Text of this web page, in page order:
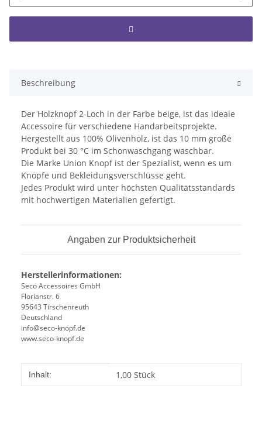
Beschreibung
Der Holzknopf 2-Loch in der Farbe beige, ist das ideale
Accessoire für verschiedene Handarbeitsprojekte.
Hergestellt aus 100% Olivenholz, ist das 10 mm große
Produkt bei 30 °C im Schonwaschgang waschbar.
Die Marke Union Knopf ist der Spezialist, wenn es um
Knöpfe und Bekleidungsverschlüsse geht.
Jedes Produkt wird unter höchsten Qualitätsstandards
mit hochwertigen Materialien gefertigt.
Angaben zur Produktsicherheit
Herstellerinformationen:
Seco Accessoires GmbH
Florianstr. 6
95643 Tirschenreuth
Deutschland
info@seco-knopf.de
www.seco-knopf.de
Produkteigenschaft
Wert
Inhalt: 1,00 Stück